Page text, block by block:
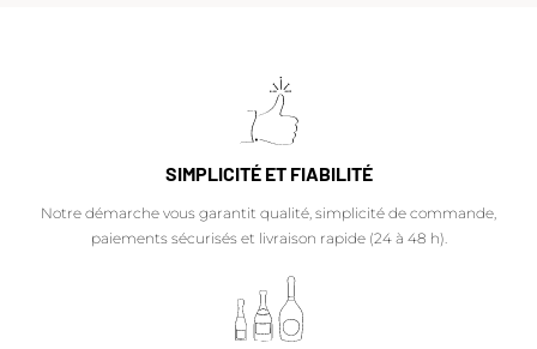
SIMPLICITÉ ET FIABILITÉ
Notre démarche vous garantit qualité, simplicité de commande,
paiements sécurisés et livraison rapide (24 à 48 h).